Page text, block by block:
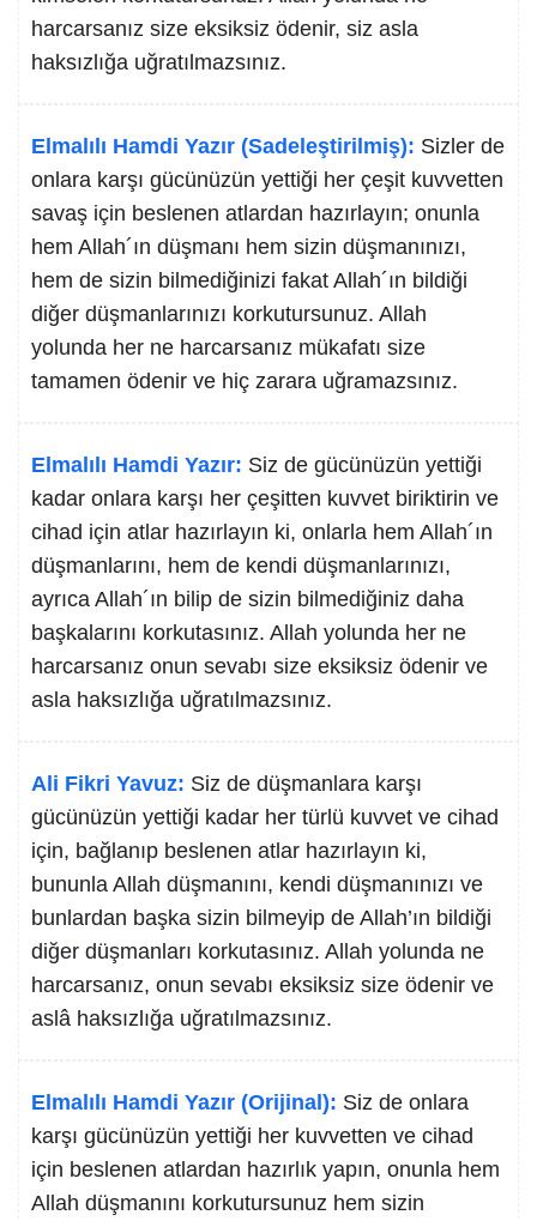
harcarsanız size eksiksiz ödenir, siz asla
haksızlığa uğratılmazsınız.
Elmalılı Hamdi Yazır (Sadeleştirilmiş): Sizler de
onlara karşı gücünüzün yettiği her çeşit kuvvetten
savaş için beslenen atlardan hazırlayın; onunla
hem Allah´ın düşmanı hem sizin düşmanınızı,
hem de sizin bilmediğinizi fakat Allah´ın bildiği
diğer düşmanlarınızı korkutursunuz. Allah
yolunda her ne harcarsanız mükafatı size
tamamen ödenir ve hiç zarara uğramazsınız.
Elmalılı Hamdi Yazır: Siz de gücünüzün yettiği
kadar onlara karşı her çeşitten kuvvet biriktirin ve
cihad için atlar hazırlayın ki, onlarla hem Allah´ın
düşmanlarını, hem de kendi düşmanlarınızı,
ayrıca Allah´ın bilip de sizin bilmediğiniz daha
başkalarını korkutasınız. Allah yolunda her ne
harcarsanız onun sevabı size eksiksiz ödenir ve
asla haksızlığa uğratılmazsınız.
Ali Fikri Yavuz: Siz de düşmanlara karşı
gücünüzün yettiği kadar her türlü kuvvet ve cihad
için, bağlanıp beslenen atlar hazırlayın ki,
bununla Allah düşmanını, kendi düşmanınızı ve
bunlardan başka sizin bilmeyip de Allah’ın bildiği
diğer düşmanları korkutasınız. Allah yolunda ne
harcarsanız, onun sevabı eksiksiz size ödenir ve
aslâ haksızlığa uğratılmazsınız.
Elmalılı Hamdi Yazır (Orijinal): Siz de onlara
karşı gücünüzün yettiği her kuvvetten ve cihad
için beslenen atlardan hazırlık yapın, onunla hem
Allah düşmanını korkutursunuz hem sizin